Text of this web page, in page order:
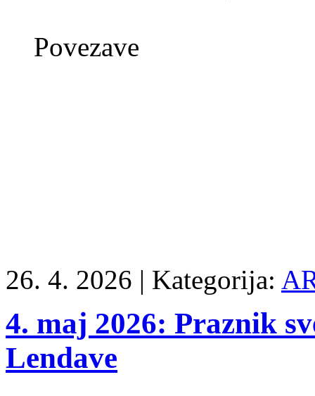
Povezave
26. 4. 2026 | Kategorija:
4. maj 2026: Praznik
Lendave